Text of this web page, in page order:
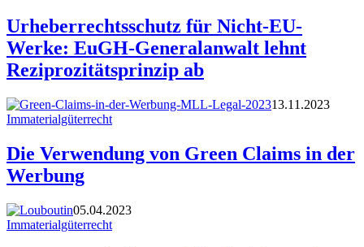
Urheberrechtsschutz für Nicht-EU-
Werke: EuGH-Generalanwalt lehnt
Reziprozitätsprinzip ab
13.11.2023
Immaterialgüterrecht
Die Verwendung von Green Claims in der
Werbung
05.04.2023
Immaterialgüterrecht